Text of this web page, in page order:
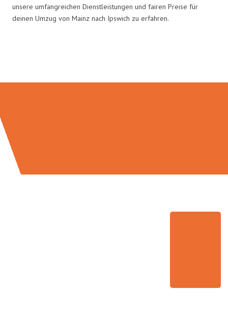
unsere umfangreichen Dienstleistungen und fairen Preise für
deinen Umzug von Mainz nach Ipswich zu erfahren.